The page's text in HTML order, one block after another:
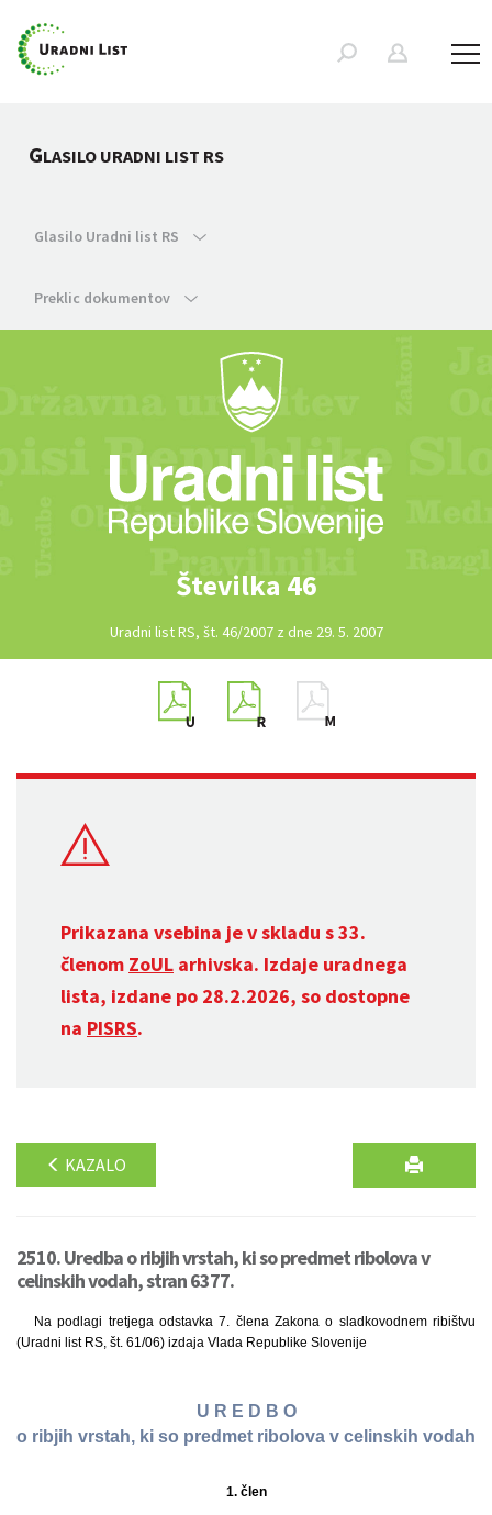
GLASILO URADNI LIST RS
Glasilo Uradni list RS
Preklic dokumentov
Številka 46
Uradni list RS, št. 46/2007 z dne 29. 5. 2007
Prikazana vsebina je v skladu s 33.
členom ZoUL arhivska. Izdaje uradnega
lista, izdane po 28.2.2026, so dostopne
na PISRS.
KAZALO
2510. Uredba o ribjih vrstah, ki so predmet ribolova v
celinskih vodah, stran 6377.
Na podlagi tretjega odstavka 7. člena Zakona o sladkovodnem ribištvu
(Uradni list RS, št. 61/06) izdaja Vlada Republike Slovenije
U R E D B O
o ribjih vrstah, ki so predmet ribolova v celinskih vodah
1. člen